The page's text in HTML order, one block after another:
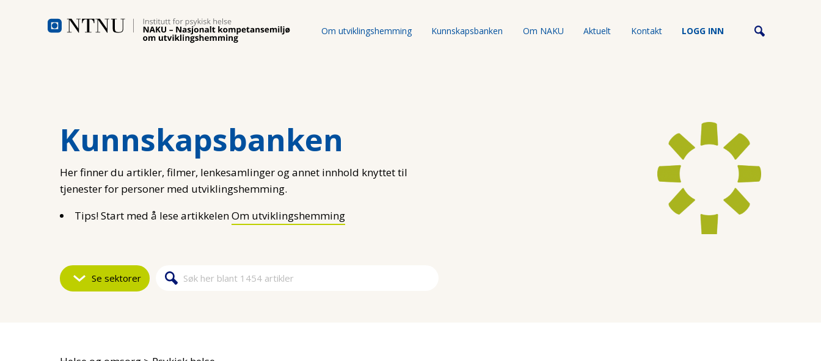
Om utviklingshemming Kunnskapsbanken Om NAKU Aktuelt Kontakt LOGG INN
Kunnskapsbanken
Her finner du artikler, filmer, lenkesamlinger og annet innhold knyttet til
tjenester for personer med utviklingshemming.
Tips! Start med å lese artikkelenOm utviklingshemming
Se sektorer Søkeskjema
Søk